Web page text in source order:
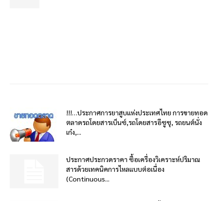
!!!…ประกาศการยาสูบแห่งประเทศไทย การขายทอด
ตลาดรถโดยสารเบ็นซ์,รถโดยสารอีซูซุ, รถยนต์นั่ง
เก๋ง,...
ประกาศประกวดราคา ซื้อเครื่องวิเคราะห์ปริมาณ
สารด้วยเทคนิคการไหลแบบต่อเนื่อง
(Continuous...